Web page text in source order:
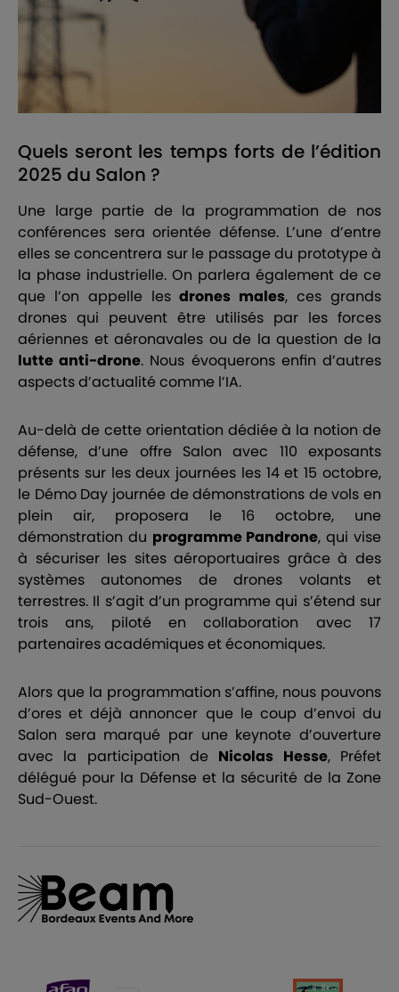
Quels seront les temps forts de l’édition
2025 du Salon ?
Une large partie de la programmation de nos
conférences sera orientée défense. L’une d’entre
elles se concentrera sur le passage du prototype à
la phase industrielle. On parlera également de ce
que l’on appelle lesdrones males, ces grands
drones qui peuvent être utilisés par les forces
aériennes et aéronavales ou de la question de la
lutte anti-drone. Nous évoquerons enfin d’autres
aspects d’actualité comme l’IA.
Au-delà de cette orientation dédiée à la notion de
défense, d’une offre Salon avec 110 exposants
présents sur les deux journées les 14 et 15 octobre,
le Démo Day journée de démonstrations de vols en
plein air, proposera le 16 octobre, une
démonstration du programme Pandrone, qui vise
à sécuriser les sites aéroportuaires grâce à des
systèmes autonomes de drones volants et
terrestres. Il s’agit d’un programme qui s’étend sur
trois ans, piloté en collaboration avec 17
partenaires académiques et économiques.
Alors que la programmation s’affine, nous pouvons
d’ores et déjà annoncer que le coup d’envoi du
Salon sera marqué par une keynote d’ouverture
avec la participation de Nicolas Hesse, Préfet
délégué pour la Défense et la sécurité de la Zone
Sud-Ouest.